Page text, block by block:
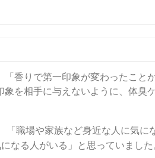
「香りで第一印象が変わったこと
を相手に与えないように、体臭
「職場や家族など身近な人に気に
なる人がいる」と思っていまし